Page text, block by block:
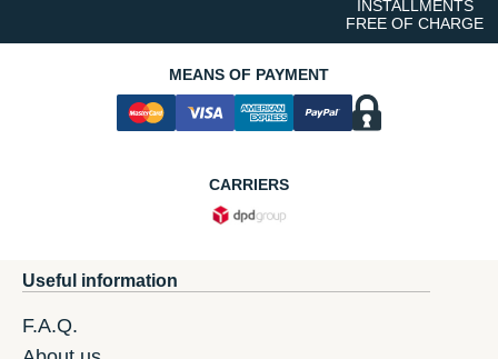
INSTALLMENTS
FREE OF CHARGE
MEANS OF PAYMENT
CARRIERS
Useful information
F.A.Q.